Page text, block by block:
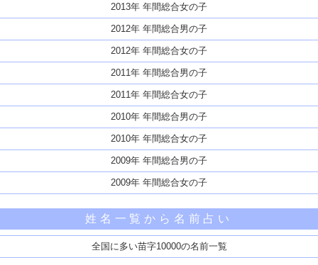
2013年 年間総合女の子
2012年 年間総合男の子
2012年 年間総合女の子
2011年 年間総合男の子
2011年 年間総合女の子
2010年 年間総合男の子
2010年 年間総合女の子
2009年 年間総合男の子
2009年 年間総合女の子
姓名一覧から名前占い
全国に多い苗字10000の名前一覧